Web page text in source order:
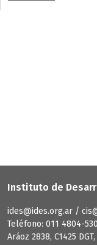
Instituto de
ides@ides.org.ar /
Teléfono: 011 4804-
Aráoz 2838, C1425